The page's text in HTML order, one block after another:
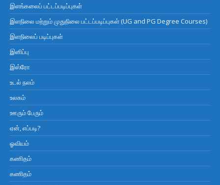
இளங்கலைப் பட்டப்படிப்புகள்
இளநிலை மற்றும் முதுநிலை பட்டப்படிப்புகள் (UG and PG Degree Courses)
இளநிலைப் படிப்புகள்
இனிப்பு
இஸ்ரோ
உடல் நலம்
உலகம்
ஊரும் பேரும்
ஏன், எப்படி?
ஓவியம்
கணிதம்
கணிதம்